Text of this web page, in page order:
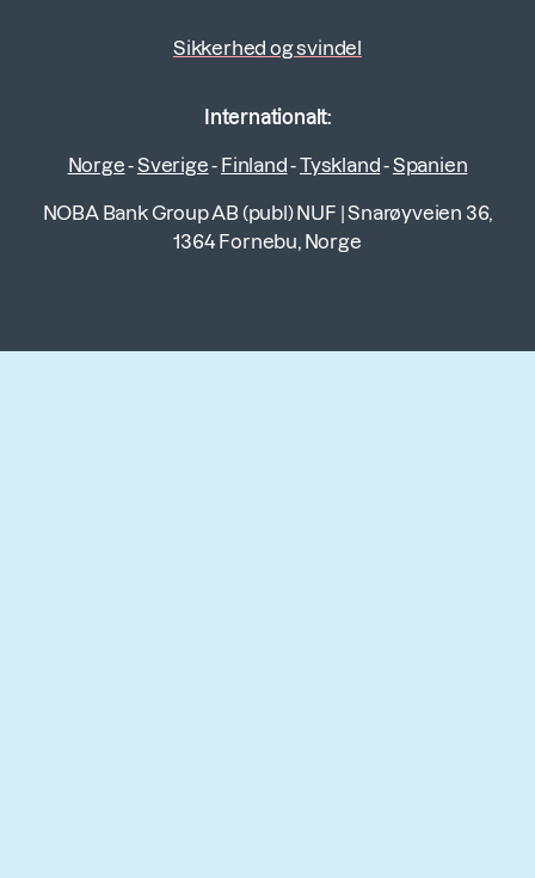
Sikkerhed og svindel
Internationalt:
Norge-Sverige- Finland-Tyskland-Spanien
NOBA Bank Group AB (publ) NUF |Snarøyveien 36,
1364 Fornebu, Norge